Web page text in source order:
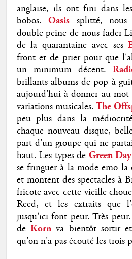
anglaise, ils ont fini dans
bobos. Oasis splitté, nous
double peine de nous fader
de la quarantaine avec ses
front et de prier pour que
un minimum décent.
brillants albums de pop à
aujourd'hui à donner au
variations musicales. The
peu plus dans la
chaque nouveau disque,
part d'un groupe qui ne
haut. Les types de Green Day
se fringuer à la mode emo la
et montent des spectacles à
fricote avec cette vieille
Reed, et les extraits que
jusqu'ici font peur. Très
deKornva bientôt sortir
qu'on n'a pas écouté les trois